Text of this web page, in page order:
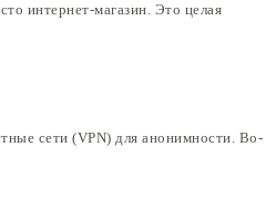
интернет-магазин. Это целая
сети (VPN) для анонимности. Во-